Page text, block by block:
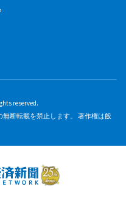
reserved.
断転載を禁止します。 著作権は飯